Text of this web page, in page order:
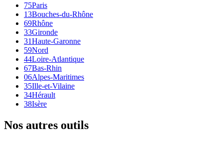
75Paris
13Bouches-du-Rhône
69Rhône
33Gironde
31Haute-Garonne
59Nord
44Loire-Atlantique
67Bas-Rhin
06Alpes-Maritimes
35Ille-et-Vilaine
34Hérault
38Isère
Nos autres outils